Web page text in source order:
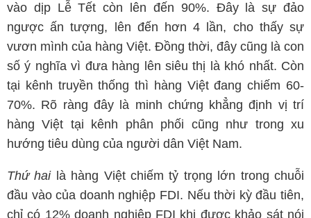
vào dịp Lễ Tết còn lên đến 90%. Đây là sự đảo
ngược ấn tượng, lên đến hơn 4 lần, cho thấy sự
vươn mình của hàng Việt. Đồng thời, đây cũng là con
số ý nghĩa vì đưa hàng lên siêu thị là khó nhất. Còn
tại kênh truyền thống thì hàng Việt đang chiếm 60-
70%. Rõ ràng đây là minh chứng khẳng định vị trí
hàng Việt tại kênh phân phối cũng như trong xu
hướng tiêu dùng của người dân Việt Nam.
Thứ hailà hàng Việt chiếm tỷ trọng lớn trong chuỗi
đầu vào của doanh nghiệp FDI. Nếu thời kỳ đầu tiên,
chỉ có 12% doanh nghiệp FDI khi được khảo sát nói